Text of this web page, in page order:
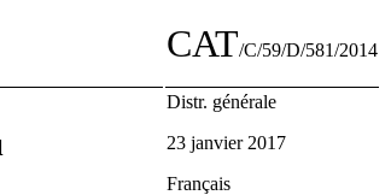
CAT/C/59/D/581/2014
Distr. générale
23 janvier 2017
Français